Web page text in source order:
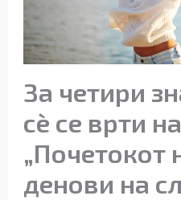
За четири
сè се врти
„Почетокот
денови на